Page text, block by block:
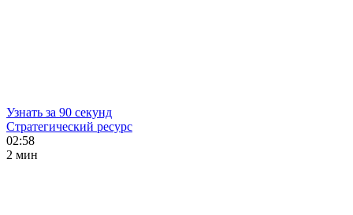
Узнать за 90 секунд
Стратегический ресурс
02:58
2 мин